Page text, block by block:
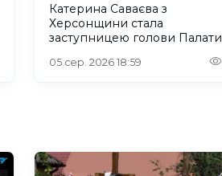
Катерина Саваєва з
Херсонщини стала
заступницею голови Палати
конгресів
05 сер. 2026 18:59